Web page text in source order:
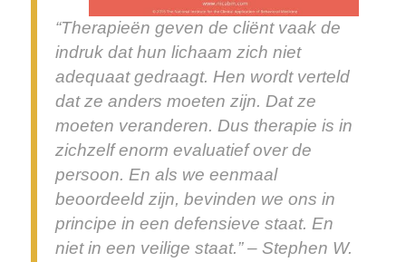
“Therapieën geven de cliënt vaak de
indruk dat hun lichaam zich niet
adequaat gedraagt. Hen wordt verteld
dat ze anders moeten zijn. Dat ze
moeten veranderen. Dus therapie is in
zichzelf enorm evaluatief over de
persoon. En als we eenmaal
beoordeeld zijn, bevinden we ons in
principe in een defensieve staat. En
niet in een veilige staat.” – Stephen W.